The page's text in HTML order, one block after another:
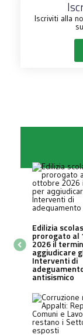
Iscriviti alla
Edilizia
prorogato al
2026 il
aggiudicare
Interventi di
antisismico